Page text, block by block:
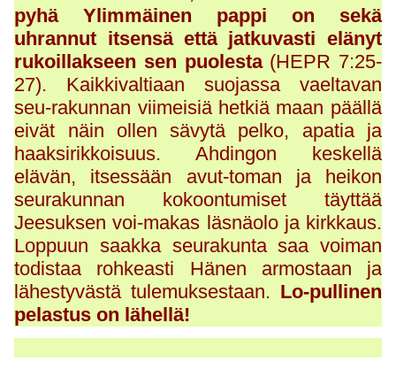
pyhä Ylimmäinen pappi on sekä
uhrannut itsensä että jatkuvasti elänyt
rukoillakseen sen puolesta(HEPR 7:25-
27). Kaikkivaltiaan suojassa vaeltavan
seu-rakunnan viimeisiä hetkiä maan päällä
eivät näin ollen sävytä pelko, apatia ja
haaksirikkoisuus. Ahdingon keskellä
elävän, itsessään avut-toman ja heikon
seurakunnan kokoontumiset täyttää
Jeesuksen voi-makas läsnäolo ja kirkkaus.
Loppuun saakka seurakunta saa voiman
todistaa rohkeasti Hänen armostaan ja
lähestyvästä tulemuksestaan. Lo-pullinen
pelastus on lähellä!